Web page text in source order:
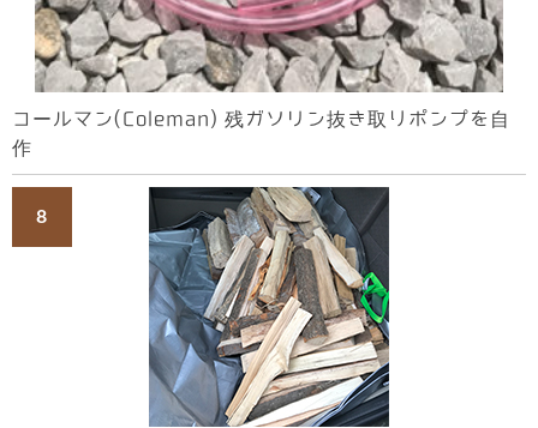
コールマン(Coleman) 残ガソリン抜き取りポンプを自
作